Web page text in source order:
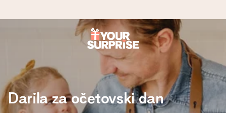
Naroči danes, odpošljemo v 1 delovnem
dnevu
Darilo izdelamo z veliko skrbnostjo in ga hitro pošljemo
naprej – da ga lahko podariš natanko takrat, ko je najbolj
pomembno.
Darila za očetovski dan